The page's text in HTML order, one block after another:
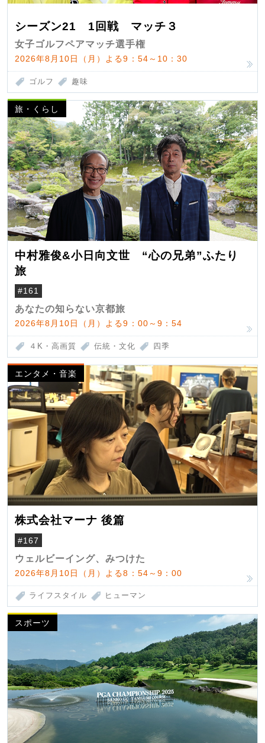
シーズン21 1回戦 マッチ３
女子ゴルフペアマッチ選手権
2026年8月10日（月）よる9：54～10：30
ゴルフ 趣味
旅・くらし
中村雅俊&小日向文世 “心の兄弟”ふたり
旅
#161
あなたの知らない京都旅
2026年8月10日（月）よる9：00～9：54
４K・高画質 伝統・文化 四季
エンタメ・音楽
株式会社マーナ 後篇
#167
ウェルビーイング、みつけた
2026年8月10日（月）よる8：54～9：00
ライフスタイル ヒューマン
スポーツ